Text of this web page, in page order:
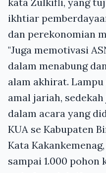
ikhtiar
dan perekonomian
"Juga memotivasi
dalam menabung
alam akhirat.
amal jariah,
dalam acara yang
KUA se Kabupaten
Kata
sampai 1.000